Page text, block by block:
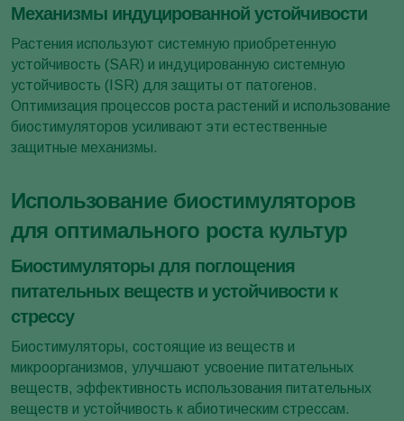
Механизмы индуцированной устойчивости
Растения используют системную приобретенную
устойчивость (SAR) и индуцированную системную
устойчивость (ISR) для защиты от патогенов.
Оптимизация процессов роста растений и использование
биостимуляторов усиливают эти естественные
защитные механизмы.
Использование биостимуляторов
для оптимального роста культур
Биостимуляторы для поглощения
питательных веществ и устойчивости к
стрессу
Биостимуляторы, состоящие из веществ и
микроорганизмов, улучшают усвоение питательных
веществ, эффективность использования питательных
веществ и устойчивость к абиотическим стрессам.